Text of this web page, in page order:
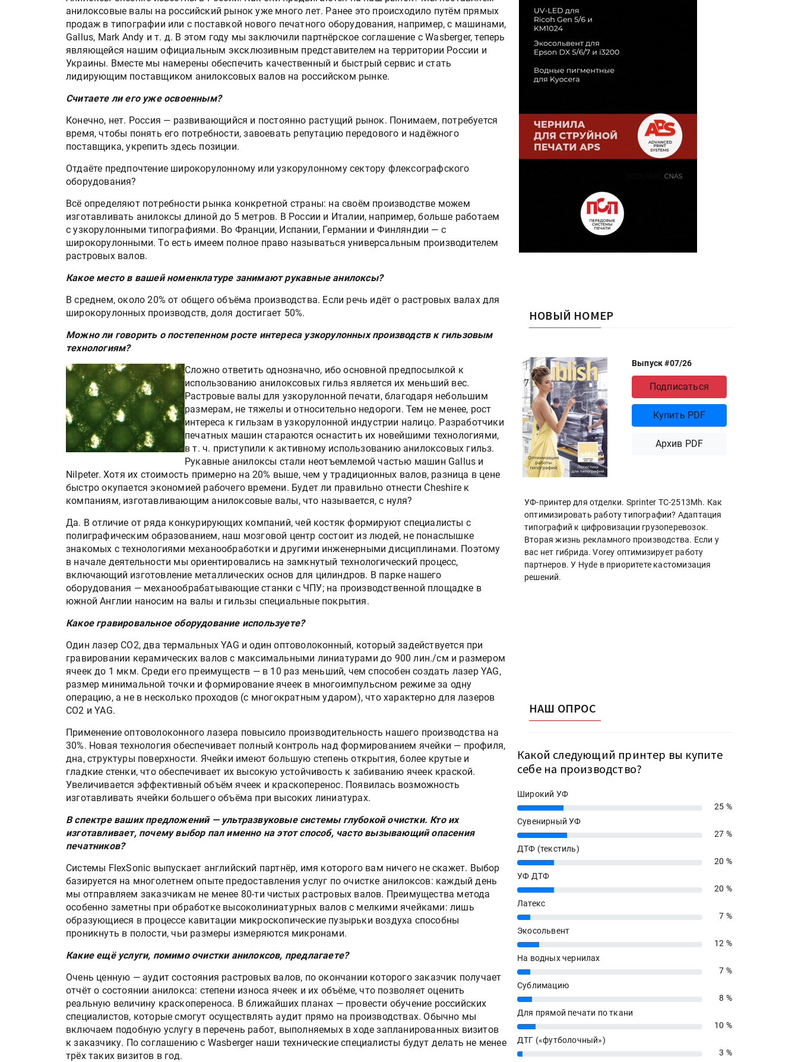
анилоксовые валы на российский рынок уже много лет. Ранее это происходило путём прямых
продаж в типографии или с поставкой нового печатного оборудования, например, с машинами,
Gallus, Mark Andy и т. д. В этом году мы заключили партнёрское соглашение с Wasberger, теперь
являющейся нашим официальным эксклюзивным представителем на территории России и
Украины. Вместе мы намерены обеспечить качественный и быстрый сервис и стать
лидирующим поставщиком анилоксовых валов на российском рынке.
Считаете ли его уже освоенным?
Конечно, нет. Россия — развивающийся и постоянно растущий рынок. Понимаем, потребуется
время, чтобы понять его потребности, завоевать репутацию передового и надёжного
поставщика, укрепить здесь позиции.
Отдаёте предпочтение широкорулонному или узкорулонному сектору флексографского
оборудования?
Всё определяют потребности рынка конкретной страны: на своём производстве можем
изготавливать анилоксы длиной до 5 метров. В России и Италии, например, больше работаем
с узкорулонными типографиями. Во Франции, Испании, Германии и Финляндии — с
широкорулонными. То есть имеем полное право называться универсальным производителем
растровых валов.
Какое место в вашей номенклатуре занимают рукавные анилоксы?
В среднем, около 20% от общего объёма производства. Если речь идёт о растровых валах для
широкорулонных производств, доля достигает 50%.
Можно ли говорить о постепенном росте интереса узкорулонных производств к гильзовым
технологиям?
Сложно ответить однозначно, ибо основной предпосылкой к
использованию анилоксовых гильз является их меньший вес.
Растровые валы для узкорулонной печати, благодаря небольшим
размерам, не тяжелы и относительно недороги. Тем не менее, рост
интереса к гильзам в узкорулонной индустрии налицо. Разработчики
печатных машин стараются оснастить их новейшими технологиями,
в т. ч. приступили к активному использованию анилоксовых гильз.
Рукавные анилоксы стали неотъемлемой частью машин Gallus и
Nilpeter. Хотя их стоимость примерно на 20% выше, чем у традиционных валов, разница в цене
быстро окупается экономией рабочего времени. Будет ли правильно отнести Cheshire к
компаниям, изготавливающим анилоксовые валы, что называется, с нуля?
Да. В отличие от ряда конкурирующих компаний, чей костяк формируют специалисты с
полиграфическим образованием, наш мозговой центр состоит из людей, не понаслышке
знакомых с технологиями механообработки и другими инженерными дисциплинами. Поэтому
в начале деятельности мы ориентировались на замкнутый технологический процесс,
включающий изготовление металлических основ для цилиндров. В парке нашего
оборудования — механообрабатывающие станки с ЧПУ; на производственной площадке в
южной Англии наносим на валы и гильзы специальные покрытия.
Какое гравировальное оборудование используете?
Один лазер СО2, два термальных YAG и один оптоволоконный, который задействуется при
гравировании керамических валов с максимальными линиатурами до 900 лин./см и размером
ячеек до 1 мкм. Среди его преимуществ — в 10 раз меньший, чем способен создать лазер YAG,
размер минимальной точки и формирование ячеек в многоимпульсном режиме за одну
операцию, а не в несколько проходов (с многократным ударом), что характерно для лазеров
СО2 и YAG.
Применение оптоволоконного лазера повысило производительность нашего производства на
30%. Новая технология обеспечивает полный контроль над формированием ячейки — профиля,
дна, структуры поверхности. Ячейки имеют большую степень открытия, более крутые и
гладкие стенки, что обеспечивает их высокую устойчивость к забиванию ячеек краской.
Увеличивается эффективный объём ячеек и краскоперенос. Появилась возможность
изготавливать ячейки большего объёма при высоких линиатурах.
В спектре ваших предложений — ультразвуковые системы глубокой очистки. Кто их
изготавливает, почему выбор пал именно на этот способ, часто вызывающий опасения
печатников?
Системы FlexSonic выпускает английский партнёр, имя которого вам ничего не скажет. Выбор
базируется на многолетнем опыте предоставления услуг по очистке анилоксов: каждый день
мы отправляем заказчикам не менее 80-ти чистых растровых валов. Преимущества метода
особенно заметны при обработке высоколиниатурных валов с мелкими ячейками: лишь
образующиеся в процессе кавитации микроскопические пузырьки воздуха способны
проникнуть в полости, чьи размеры измеряются микронами.
Какие ещё услуги, помимо очистки анилоксов, предлагаете?
Очень ценную — аудит состояния растровых валов, по окончании которого заказчик получает
отчёт о состоянии анилокса: степени износа ячеек и их объёме, что позволяет оценить
реальную величину краскопереноса. В ближайших планах — провести обучение российских
специалистов, которые смогут осуществлять аудит прямо на производствах. Обычно мы
включаем подобную услугу в перечень работ, выполняемых в ходе запланированных визитов
к заказчику. По соглашению с Wasbergerнаши технические специалисты будут делать не менее
трёх таких визитов в год.
НОВЫЙ НОМЕР
Выпуск #07/26
Подписаться
Купить PDF
Архив PDF
УФ-принтер для отделки. Sprinter ТС-2513Mh. Как
оптимизировать работу типографии? Адаптация
типографий к цифровизации грузоперевозок.
Вторая жизнь рекламного производства. Если у
вас нет гибрида. Vorey оптимизирует работу
партнеров. У Hyde в приоритете кастомизация
решений.
НАШ ОПРОС
Какой следующий принтер вы купите
себе на производство?
Широкий УФ
25%
25 %
Сувенирный УФ
27%
27 %
ДТФ (текстиль)
20%
20 %
УФ ДТФ
20%
20 %
Латекс
7%
7 %
Экосольвент
12%
12 %
На водных чернилах
7%
7 %
Сублимацию
8%
8 %
Для прямой печати по ткани
10%
10 %
ДТГ («футболочный»)
3% 3 %